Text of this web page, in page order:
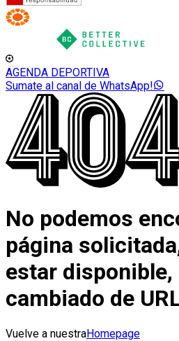
AGENDA DEPORTIVA
Sumate al canal de WhatsApp!
No podemos
página
estar disponible,
cambiado de
Vuelve a nuestraHomepage